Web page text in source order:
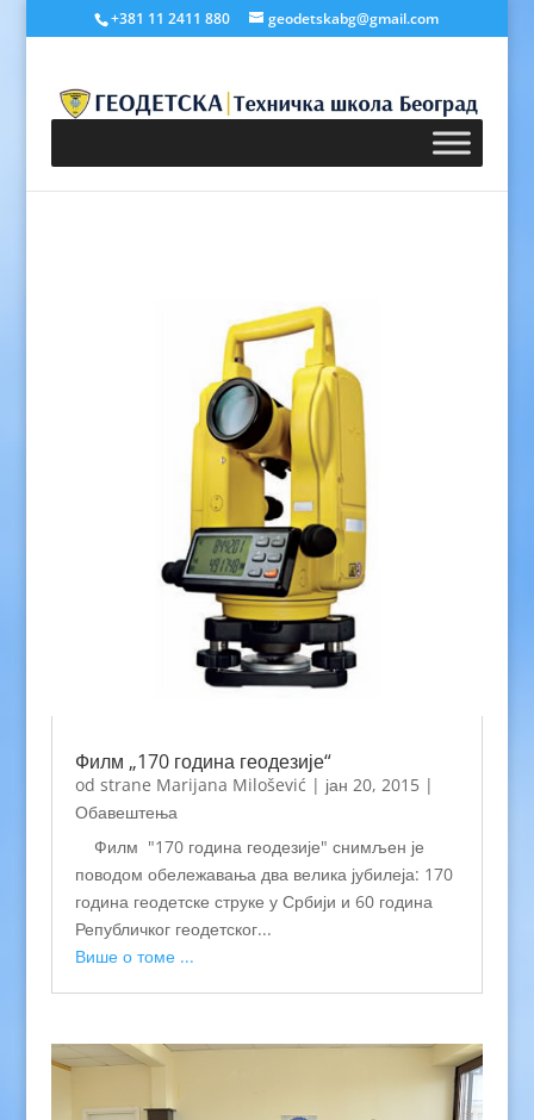
+381 11 2411 880 geodetskabg@gmail.com
Филм „170 година геодезије“
od strane Marijana Milošević | јан 20, 2015|
Обавештења
Филм "170 година геодезије" снимљен је
поводом обележавања два велика јубилеја: 170
година геодетске струке у Србији и 60 година
Републичког геодетског...
Више о томе ...